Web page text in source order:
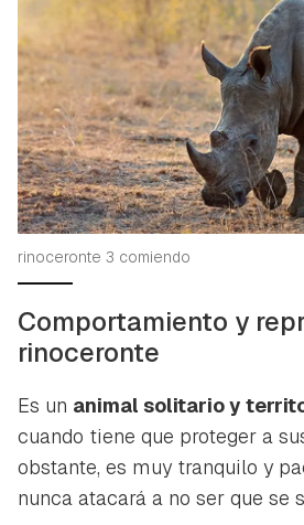
rinoceronte 3 comiendo
Comportamiento y
rinoceronte
Es un animal solitario y
cuando tiene que proteger a
obstante, es muy tranquilo y
nunca atacará a no ser que se